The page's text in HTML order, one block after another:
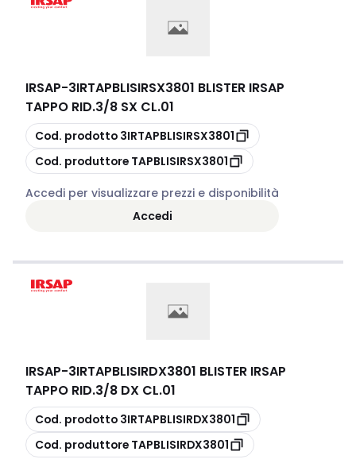
IRSAP-3IRTAPBLISIRSX3801 BLISTER IRSAP
TAPPO RID.3/8 SX CL.01
copia
Cod. prodotto 3IRTAPBLISIRSX3801
copia
Cod. produttore TAPBLISIRSX3801
Accedi per visualizzare prezzi e disponibilità
Accedi
IRSAP-3IRTAPBLISIRDX3801 BLISTER IRSAP
TAPPO RID.3/8 DX CL.01
copia
Cod. prodotto 3IRTAPBLISIRDX3801
copia
Cod. produttore TAPBLISIRDX3801